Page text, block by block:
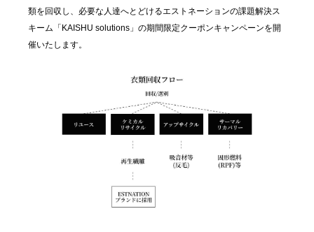
類を回収し、必要な人達へとどけるエストネーションの課題解決ス
キーム「KAISHU solutions」の期間限定クーポンキャンペーンを開
催いたします。